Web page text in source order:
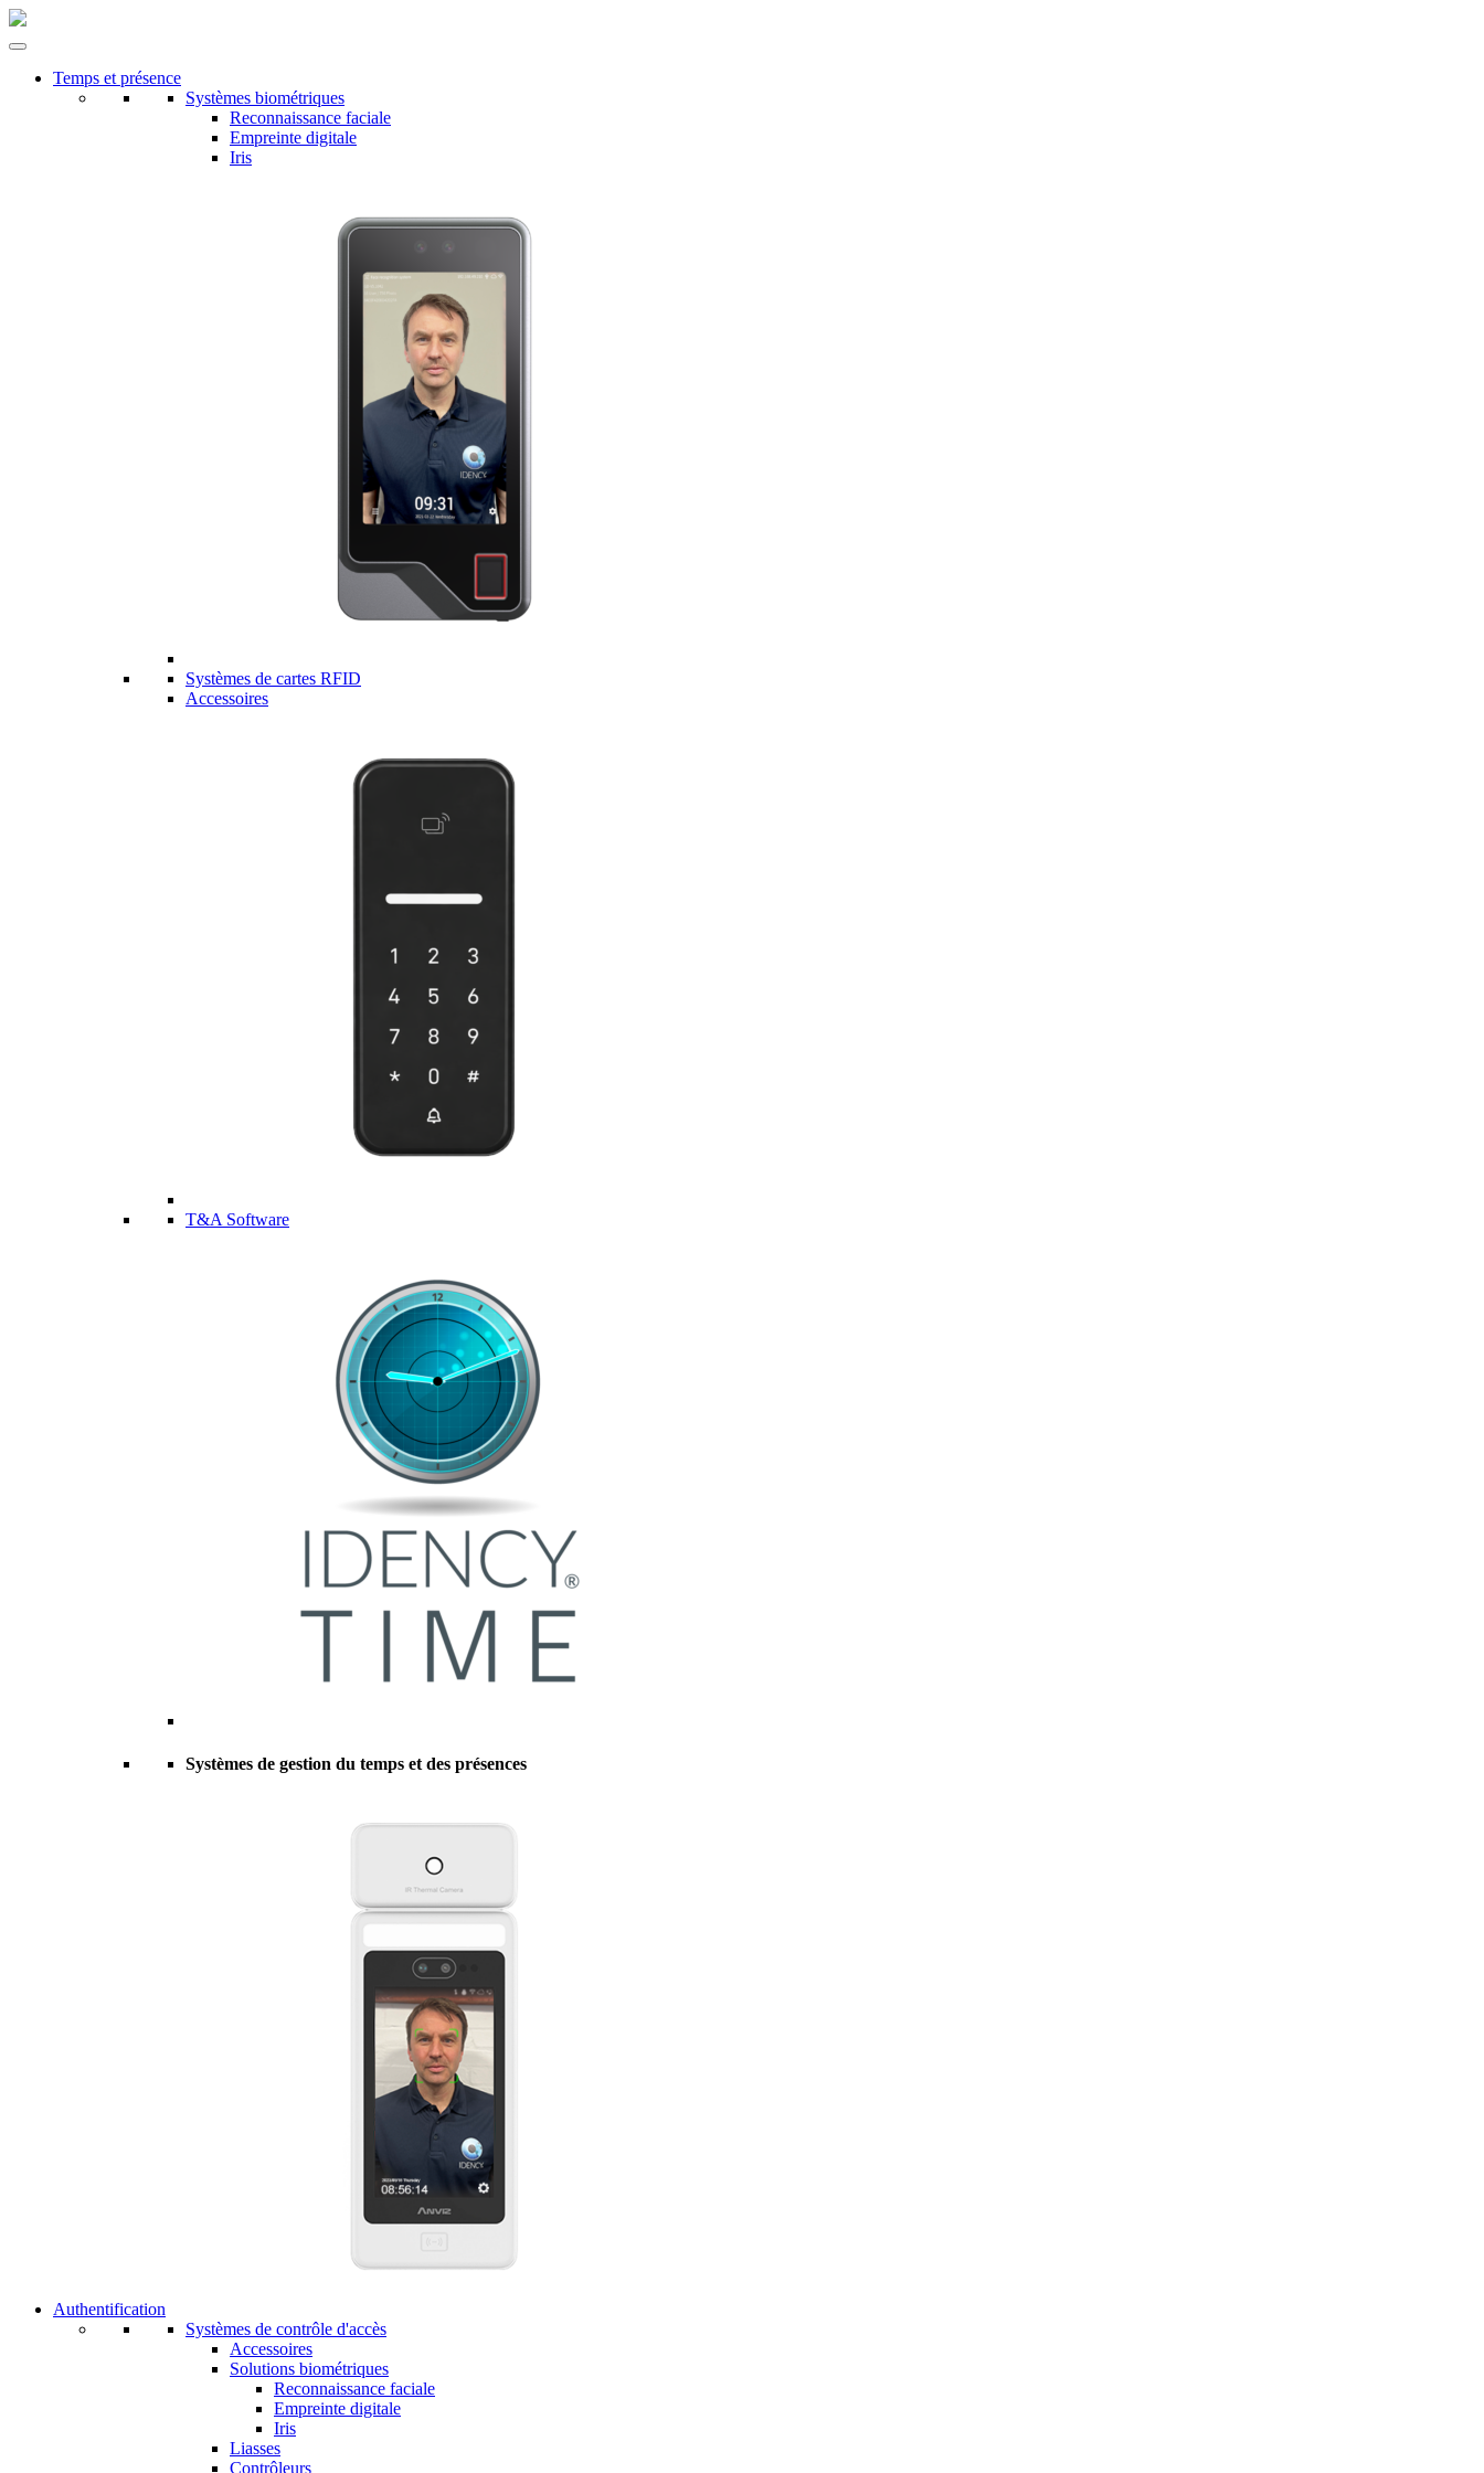
Temps et présence
Systèmes biométriques
Reconnaissance faciale
Empreinte digitale
Iris
Systèmes de cartes RFID
Accessoires
T&A Software
Systèmes de gestion du temps et des présences
Authentification
Systèmes de contrôle d'accès
Accessoires
Solutions biométriques
Reconnaissance faciale
Empreinte digitale
Iris
Liasses
Contrôleurs